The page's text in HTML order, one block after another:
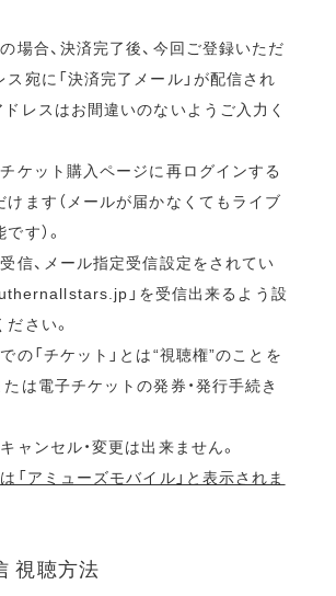
場合、決済完了後、今回ご登録いただ
ス宛に「決済完了メール」が配信され
ドレスはお間違いのないようご入力く
チケット購入ページに再ログインする
けます（メールが届かなくてもライブ
す）。
信、メール指定受信設定をされてい
」を受信出来るよう設
さい。
の「チケット」とは“視聴権”のことを
は電子チケットの発券・発行手続き
ャンセル・変更は出来ません。
「アミューズモバイル」と表示されま
視聴方法